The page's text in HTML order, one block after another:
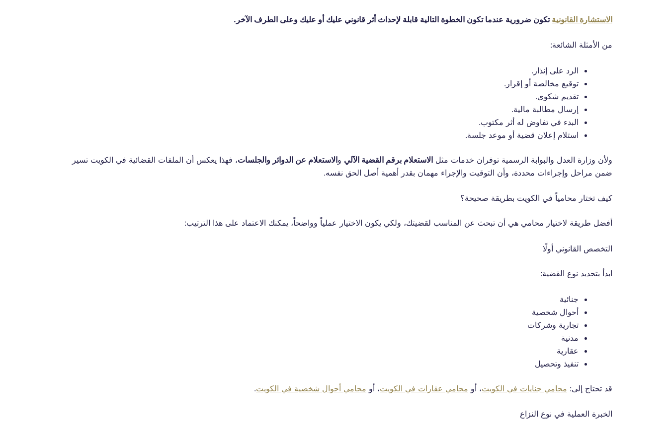
الاستشارة القانونية تكون ضرورية عندما تكون الخطوة التالية قابلة لإحداث أثر قانوني عليك أو عليك وعلى الطرف الآخر.
من الأمثلة الشائعة:
الرد على إنذار.
توقيع مخالصة أو إقرار.
تقديم شكوى.
إرسال مطالبة مالية.
البدء في تفاوض له أثر مكتوب.
استلام إعلان قضية أو موعد جلسة.
ولأن وزارة العدل والبوابة الرسمية توفران خدمات مثل الاستعلام برقم القضية الآلي والاستعلام عن الدوائر والجلسات، فهذا يعكس أن الملفات القضائية في الكويت تسير
ضمن مراحل وإجراءات محددة، وأن التوقيت والإجراء مهمان بقدر أهمية أصل الحق نفسه.
كيف تختار محامياً في الكويت بطريقة صحيحة؟
أفضل طريقة لاختيار محامي هي أن تبحث عن المناسب لقضيتك، ولكي يكون الاختيار عملياً وواضحاً، يمكنك الاعتماد على هذا الترتيب:
التخصص القانوني أولًا
ابدأ بتحديد نوع القضية:
جنائية
أحوال شخصية
تجارية وشركات
مدنية
عقارية
تنفيذ وتحصيل
قد تحتاج إلى: محامي جنايات في الكويت، أو محامي عقارات في الكويت، أو محامي أحوال شخصية في الكويت.
الخبرة العملية في نوع النزاع